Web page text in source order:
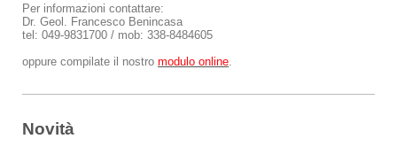
Per informazioni contattare:
Dr. Geol. Francesco Benincasa
tel: 049-9831700 / mob: 338-8484605
oppure compilate il nostro modulo online
Novità